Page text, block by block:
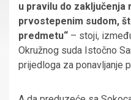
u pravilu do zaključenja
prvostepenim sudom,
predmetu“ – stoji,
Okružnog suda Istočno
prijedloga za ponavljanje